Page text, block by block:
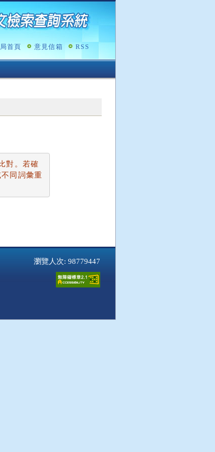
首頁 意見信箱 RSS
對。若確
同詞彙重
瀏覽人次: 98779447